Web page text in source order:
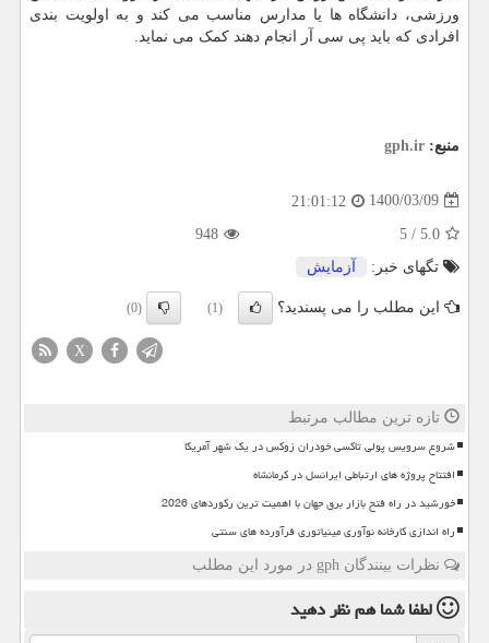
ورزشی، دانشگاه ها یا مدارس مناسب می کند و به اولویت بندی
افرادی که باید پی سی آر انجام دهند کمک می نماید.
منبع: gph.ir
1400/03/09
21:01:12
5.0
/
5
948
تگهای خبر:
آزمایش
این مطلب را می پسندید؟ (1)
(0)
X
تازه ترین مطالب مرتبط
شروع سرویس پولی تاکسی خودران زوکس در یک شهر آمریکا
افتتاح پروژه های ارتباطی ایرانسل در کرمانشاه
خورشید در راه فتح بازار برق جهان با اهمیت ترین رکوردهای 2026
راه اندازی کارخانه نوآوری مینیاتوری فرآورده های سنتی
نظرات بینندگان gph در مورد این مطلب
لطفا شما همنظر دهید